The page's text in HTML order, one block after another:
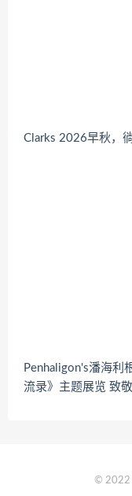
Clarks 2026早秋，
Penhaligon's潘海利
流录》主题展览 致
© 2022